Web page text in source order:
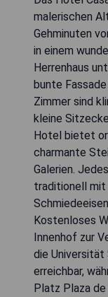
malerischen
Gehminuten
in einem
Herrenhaus
bunte
Zimmer sind
kleine
Hotel bietet
charmante
Galerien.
traditionell
Kostenloses
Innenhof zur
die Universität
erreichbar,
Platz Plaza de